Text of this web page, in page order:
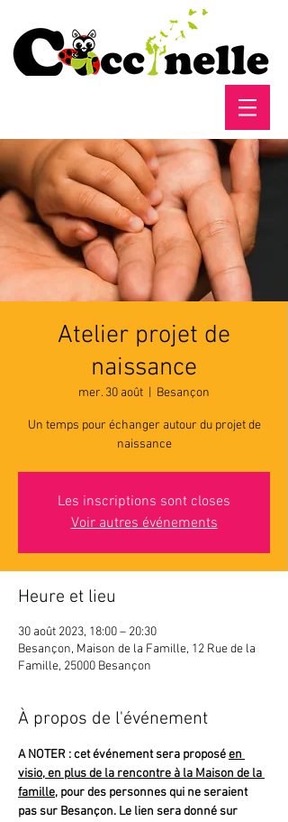
Atelier projet de
naissance
mer. 30 août Besançon
Un temps pour échanger autour du projet de
naissance
Les inscriptions sont closes
Voir autres événements
Heure et lieu
30 août 2023, 18:00 – 20:30
Besançon, Maison de la Famille, 12 Rue de la
Famille, 25000 Besançon
À propos de l'événement
A NOTER : cet événement sera proposé en
visio, en plus de la rencontre à la Maison de la
famille, pour des personnes qui ne seraient
pas sur Besançon. Le lien sera donné sur